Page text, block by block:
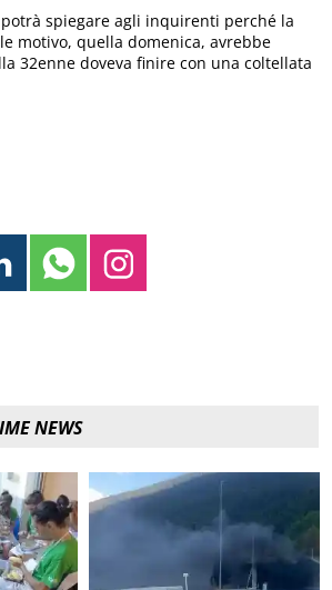
spiegare agli inquirenti perché la
motivo, quella domenica, avrebbe
32enne doveva finire con una coltellata
NEWS